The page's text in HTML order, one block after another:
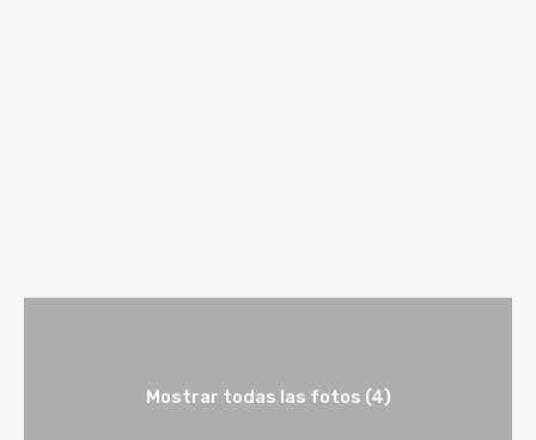
Mostrar todas las fotos (4)